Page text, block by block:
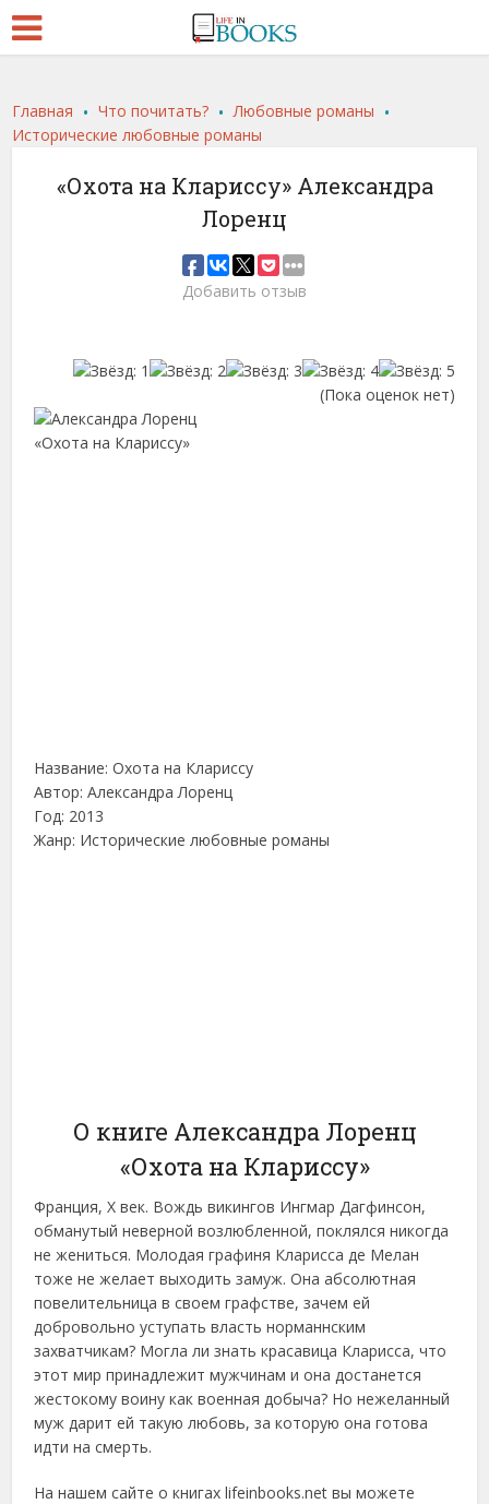
Главная .Что почитать? . Любовные романы .
Исторические любовные романы
«Охота на Клариссу» Александра
Лоренц
Добавить отзыв
(Пока оценок нет)
Название: Охота на Клариссу
Автор: Александра Лоренц
Год: 2013
Жанр: Исторические любовные романы
О книге Александра Лоренц
«Охота на Клариссу»
Франция, X век. Вождь викингов Ингмар Дагфинсон,
обманутый неверной возлюбленной, поклялся никогда
не жениться. Молодая графиня Кларисса де Мелан
тоже не желает выходить замуж. Она абсолютная
повелительница в своем графстве, зачем ей
добровольно уступать власть норманнским
захватчикам? Могла ли знать красавица Кларисса, что
этот мир принадлежит мужчинам и она достанется
жестокому воину как военная добыча? Но нежеланный
муж дарит ей такую любовь, за которую она готова
идти на смерть.
На нашем сайте о книгах lifeinbooks.net вы можете